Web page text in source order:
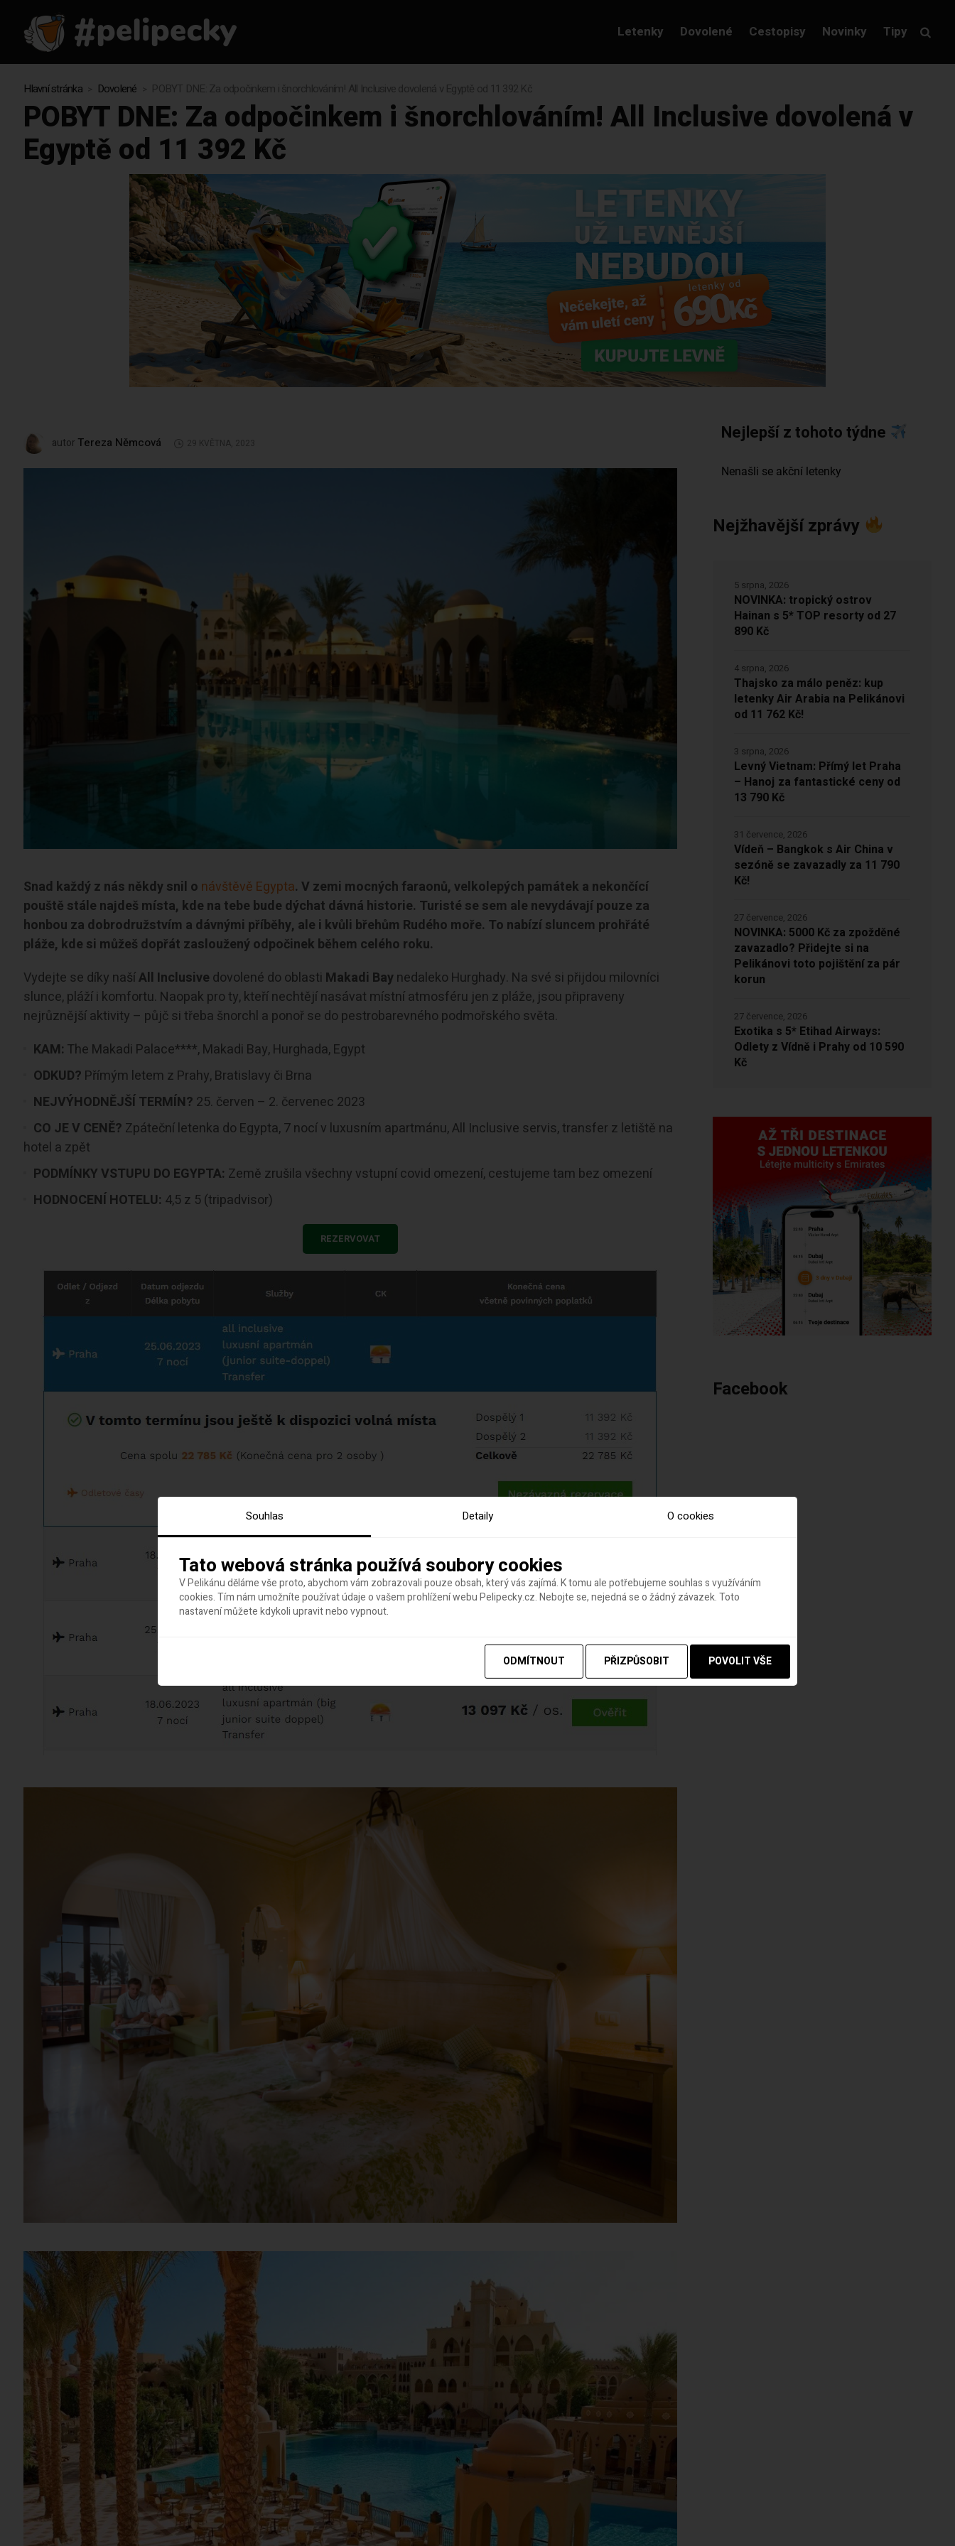
Letenky Dovolené Cestopisy Novinky Tipy
Hlavní stránka Dovolené POBYT DNE: Za odpočinkem i šnorchlováním! All Inclusive dovolená v Egyptě od 11 392 Kč
POBYT DNE: Za odpočinkem i šnorchlováním! All Inclusive dovolená v
Egyptě od 11 392 Kč
autor Tereza Němcová 29 KVĚTNA, 2023
Snad každý z nás někdy snil o návštěvě Egypta. V zemi mocných faraonů, velkolepých památek a nekončící
pouště stále najdeš místa, kde na tebe bude dýchat dávná historie. Turisté se sem ale nevydávají pouze za
honbou za dobrodružstvím a dávnými příběhy, ale i kvůli břehům Rudého moře. To nabízí sluncem prohřáté
pláže, kde si můžeš dopřát zasloužený odpočinek během celého roku.
Vydejte se díky našíAll Inclusive dovolené do oblasti Makadi Baynedaleko Hurghady. Na své si přijdou milovníci
slunce, pláží i komfortu. Naopak pro ty, kteří nechtějí nasávat místní atmosféru jen z pláže, jsou připraveny
nejrůznější aktivity – půjč si třeba šnorchl a ponoř se do pestrobarevného podmořského světa.
KAM: The Makadi Palace****, Makadi Bay, Hurghada, Egypt
ODKUD? Přímým letem z Prahy, Bratislavy či Brna
NEJVÝHODNĚJŠÍ TERMÍN? 25. červen – 2. červenec 2023
CO JE V CENĚ? Zpáteční letenka do Egypta, 7 nocí v luxusním apartmánu, All Inclusive servis, transfer z letiště na
hotel a zpět
PODMÍNKY VSTUPU DO EGYPTA: Země zrušila všechny vstupní covid omezení, cestujeme tam bez omezení
HODNOCENÍ HOTELU: 4,5 z 5 (tripadvisor)
REZERVOVAT
Nejlepší z tohoto týdne
Nejžhavější zprávy
NOVINKA: tropický ostrov
Hainan s 5* TOP resorty od 27
890 Kč
5 srpna, 2026
Thajsko za málo peněz: kup
letenky Air Arabia na Pelikánovi
od 11 762 Kč!
4 srpna, 2026
Levný Vietnam: Přímý let Praha
– Hanoj za fantastické ceny od
13 790 Kč
3 srpna, 2026
Vídeň – Bangkok s Air China v
sezóně se zavazadly za 11 790
Kč!
31 července, 2026
NOVINKA: 5000 Kč za zpožděné
zavazadlo? Přidejte si na
Pelikánovi toto pojištění za pár
korun
27 července, 2026
Exotika s 5* Etihad Airways:
Odlety z Vídně i Prahy od 10 590
Kč
27 července, 2026
Facebook
Souhlas Detaily O cookies
Tato webová stránka používá soubory cookies
V Pelikánu děláme vše proto, abychom vám zobrazovali pouze obsah, který vás zajímá. K tomu ale potřebujeme souhlas s využíváním
cookies. Tím nám umožníte používat údaje o vašem prohlížení webu Pelipecky.cz. Nebojte se, nejedná se o žádný závazek. Toto
nastavení můžete kdykoli upravit nebo vypnout.
ODMÍTNOUT PŘIZPŮSOBIT POVOLIT VŠE